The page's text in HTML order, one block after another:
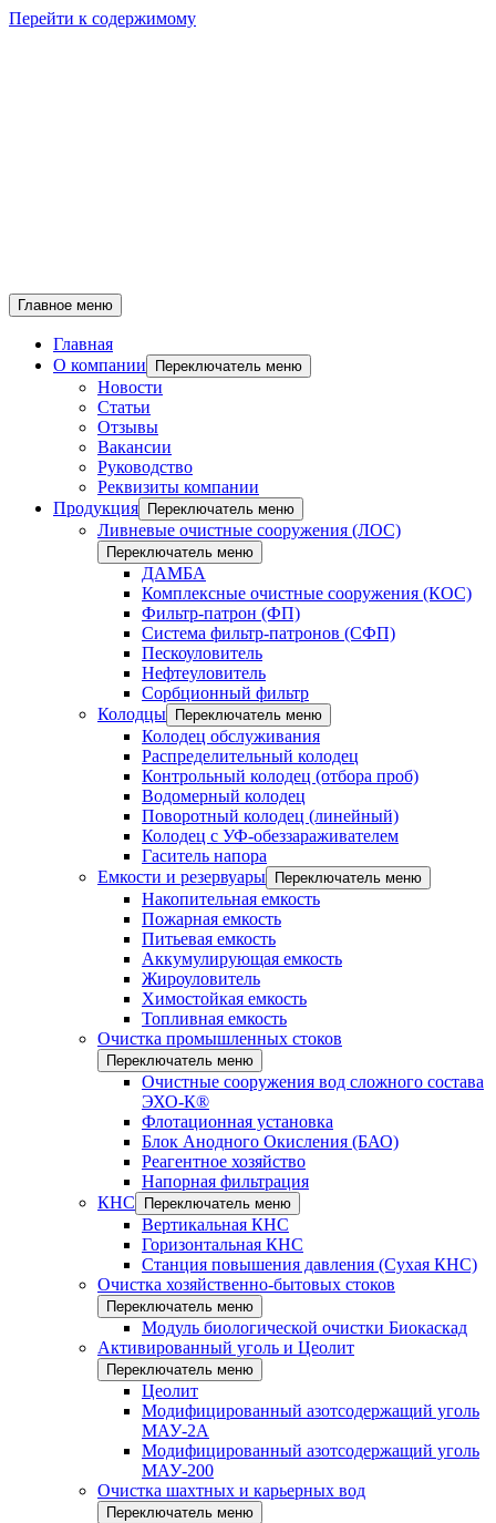
Перейти к содержимому
Главное меню
Главная
О компании
Переключатель меню
Новости
Статьи
Отзывы
Вакансии
Руководство
Реквизиты компании
Продукция
Переключатель меню
Ливневые очистные сооружения (ЛОС)
Переключатель меню
ДАМБА
Комплексные очистные сооружения (КОС)
Фильтр-патрон (ФП)
Система фильтр-патронов (СФП)
Пескоуловитель
Нефтеуловитель
Сорбционный фильтр
Колодцы
Переключатель меню
Колодец обслуживания
Распределительный колодец
Контрольный колодец (отбора проб)
Водомерный колодец
Поворотный колодец (линейный)
Колодец с УФ-обеззараживателем
Гаситель напора
Емкости и резервуары
Переключатель меню
Накопительная емкость
Пожарная емкость
Питьевая емкость
Аккумулирующая емкость
Жироуловитель
Химостойкая емкость
Топливная емкость
Очистка промышленных стоков
Переключатель меню
Очистные сооружения вод сложного состава
ЭХО-К®
Флотационная установка
Блок Анодного Окисления (БАО)
Реагентное хозяйство
Напорная фильтрация
КНС
Переключатель меню
Вертикальная КНС
Горизонтальная КНС
Станция повышения давления (Сухая КНС)
Очистка хозяйственно-бытовых стоков
Переключатель меню
Модуль биологической очистки Биокаскад
Активированный уголь и Цеолит
Переключатель меню
Цеолит
Модифицированный азотсодержащий уголь
МАУ-2А
Модифицированный азотсодержащий уголь
МАУ-200
Очистка шахтных и карьерных вод
Переключатель меню